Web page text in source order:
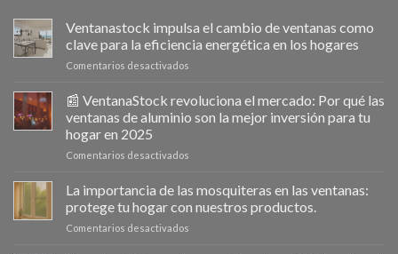
Ventanastock impulsa el cambio de ventanas como
clave para la eficiencia energética en los hogares
Comentarios desactivados
impulsa
el
cambio
la
📰 VentanaStock revoluciona el mercado: Por qué las
ventanas de aluminio son la mejor inversión para tu
hogar en 2025
Comentarios desactivados
VentanaStock
revoluciona
el
La importancia de las mosquiteras en las ventanas:
protege tu hogar con nuestros productos.
Comentarios desactivados